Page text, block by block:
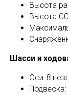
Высота
Высота
Шасси и
Оси: 8